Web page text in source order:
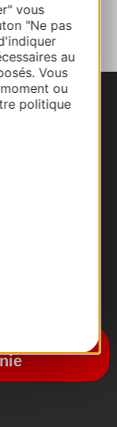
vous
"Ne pas
au
Vous
ou
politique